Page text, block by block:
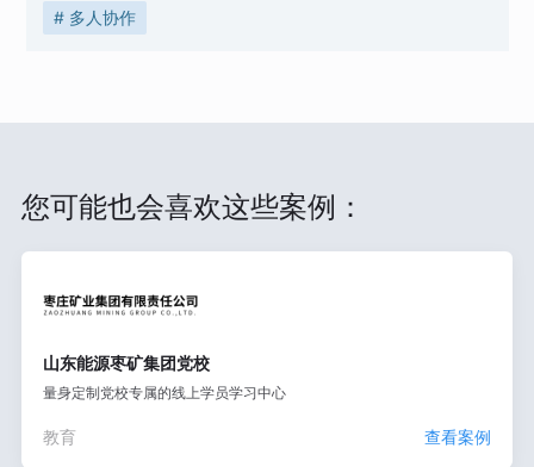
# 多人协作
您可能也会喜欢这些案例：
山东能源枣矿集团党校
量身定制党校专属的线上学员学习中心
教育 查看案例